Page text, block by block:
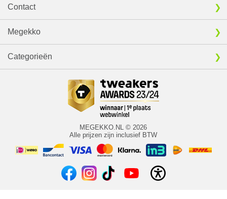
Contact
Megekko
Categorieën
MEGEKKO.NL © 2026
Alle prijzen zijn inclusief BTW